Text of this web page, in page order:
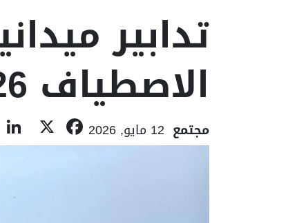
تدابير
الاصطياف 2026
مجتمع 12 مايو, 2026